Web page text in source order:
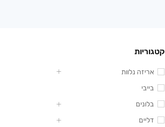
קטגוריות
אריזה נלוות
בייבי
בלונים
דליים